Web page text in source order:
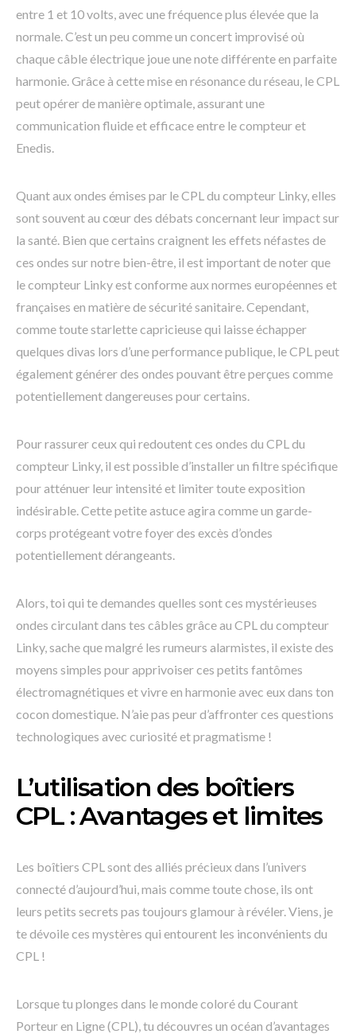
entre 1 et 10 volts, avec une fréquence plus élevée que la
normale. C’est un peu comme un concert improvisé où
chaque câble électrique joue une note différente en parfaite
harmonie. Grâce à cette mise en résonance du réseau, le CPL
peut opérer de manière optimale, assurant une
communication fluide et efficace entre le compteur et
Enedis.
Quant aux ondes émises par le CPL du compteur Linky, elles
sont souvent au cœur des débats concernant leur impact sur
la santé. Bien que certains craignent les effets néfastes de
ces ondes sur notre bien-être, il est important de noter que
le compteur Linky est conforme aux normes européennes et
françaises en matière de sécurité sanitaire. Cependant,
comme toute starlette capricieuse qui laisse échapper
quelques divas lors d’une performance publique, le CPL peut
également générer des ondes pouvant être perçues comme
potentiellement dangereuses pour certains.
Pour rassurer ceux qui redoutent ces ondes du CPL du
compteur Linky, il est possible d’installer un filtre spécifique
pour atténuer leur intensité et limiter toute exposition
indésirable. Cette petite astuce agira comme un garde-
corps protégeant votre foyer des excès d’ondes
potentiellement dérangeants.
Alors, toi qui te demandes quelles sont ces mystérieuses
ondes circulant dans tes câbles grâce au CPL du compteur
Linky, sache que malgré les rumeurs alarmistes, il existe des
moyens simples pour apprivoiser ces petits fantômes
électromagnétiques et vivre en harmonie avec eux dans ton
cocon domestique. N’aie pas peur d’affronter ces questions
technologiques avec curiosité et pragmatisme !
L’utilisation des boîtiers
CPL : Avantages et limites
Les boîtiers CPL sont des alliés précieux dans l’univers
connecté d’aujourd’hui, mais comme toute chose, ils ont
leurs petits secrets pas toujours glamour à révéler. Viens, je
te dévoile ces mystères qui entourent les inconvénients du
CPL !
Lorsque tu plonges dans le monde coloré du Courant
Porteur en Ligne (CPL), tu découvres un océan d’avantages